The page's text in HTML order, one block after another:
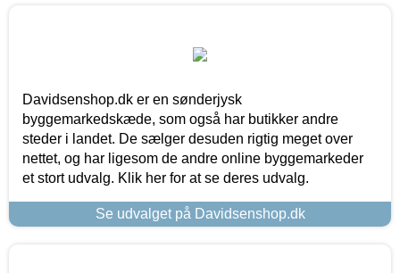
Davidsenshop.dk er en sønderjysk
byggemarkedskæde, som også har butikker andre
steder i landet. De sælger desuden rigtig meget over
nettet, og har ligesom de andre online byggemarkeder
et stort udvalg. Klik her for at se deres udvalg.
Se udvalget på Davidsenshop.dk